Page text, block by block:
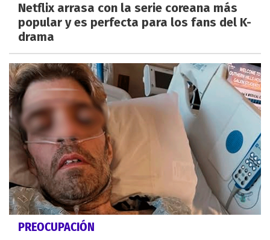
Netflix arrasa con la serie coreana más
popular y es perfecta para los fans del K-
drama
PREOCUPACIÓN